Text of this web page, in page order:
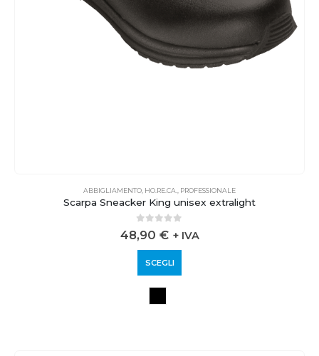
ABBIGLIAMENTO HO.RE.CA. PROFESSIONALE
Scarpa Sneacker King unisex extralight
0out of 5
48,90 € + IVA
SCEGLI